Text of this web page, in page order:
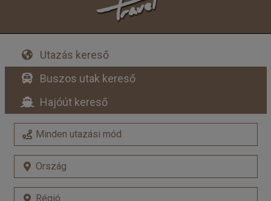
Utazás kereső
Buszos utak kereső
Hajóút kereső